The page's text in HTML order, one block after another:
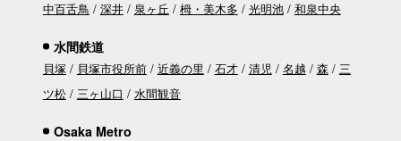
中百舌鳥 深井 泉ヶ丘 栂・美木多 光明池 和泉中央
水間鉄道
貝塚 貝塚市役所前 近義の里 石才 清児 名越 森
三
ツ松
三ヶ山口 水間観音
Osaka Metro